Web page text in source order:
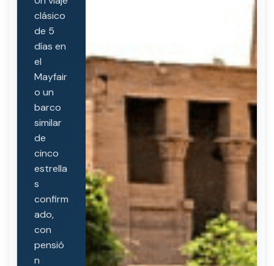
clásico
de 5
días en
el
Mayfair
o un
barco
similar
de
cinco
estrella
s
confirm
ado,
con
pensió
n